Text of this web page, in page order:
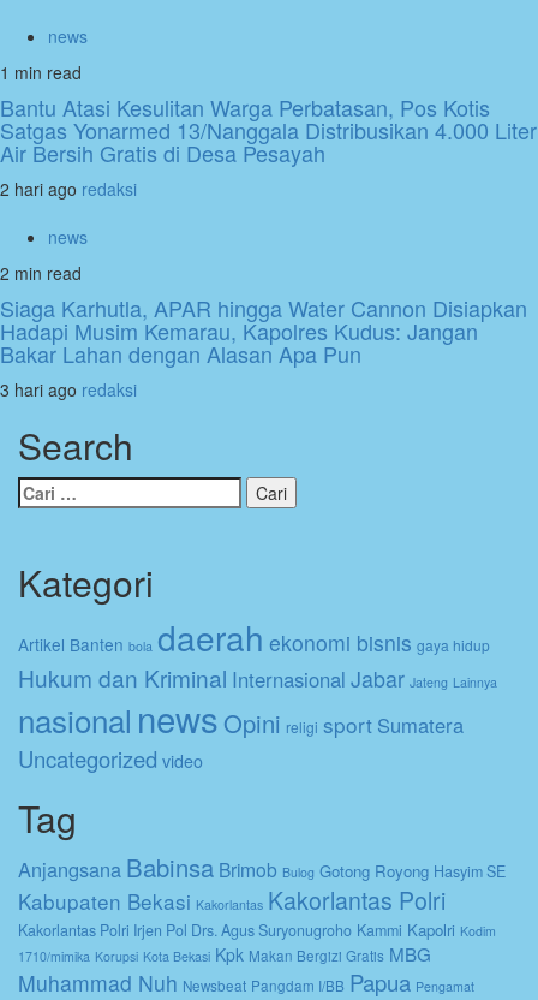
news
1 min read
Bantu Atasi Kesulitan Warga Perbatasan, Pos Kotis
Satgas Yonarmed 13/Nanggala Distribusikan 4.000 Liter
Air Bersih Gratis di Desa Pesayah
2 hari ago redaksi
news
2 min read
Siaga Karhutla, APAR hingga Water Cannon Disiapkan
Hadapi Musim Kemarau, Kapolres Kudus: Jangan
Bakar Lahan dengan Alasan Apa Pun
3 hari ago redaksi
Search
Cari
untuk:
Kategori
Artikel Banten bola daerah ekonomi bisnis gaya hidup
Hukum dan Kriminal Internasional Jabar Jateng Lainnya
nasional news Opini religi sport Sumatera
Uncategorized video
Tag
Anjangsana Babinsa Brimob Bulog Gotong Royong Hasyim SE
Kabupaten Bekasi Kakorlantas Kakorlantas Polri
Kakorlantas Polri Irjen Pol Drs. Agus Suryonugroho Kammi Kapolri Kodim
1710/mimika Korupsi Kota Bekasi Kpk Makan Bergizi Gratis MBG
Muhammad Nuh Newsbeat Pangdam I/BB Papua Pengamat